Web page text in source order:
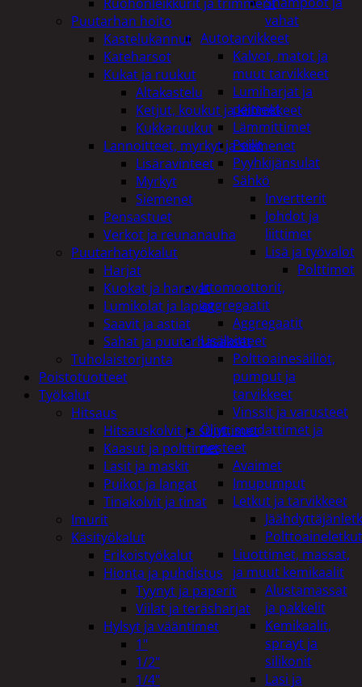
vahat
Autotarvikkeet
Kalvot, matot ja
muut tarvikkeet
Lumiharjat ja
peitteet
Lämmittimet
Peilit
Pyyhkijänsulat
Sähkö
Invertterit
Johdot ja
liittimet
Lisä ja työvalot
Polttimot
Irtomoottorit,
aggregaatit
Aggregaatit
Lisälaitteet
Polttoainesäiliöt,
pumput ja
tarvikkeet
Vinssit ja varusteet
Öljyt, suodattimet ja
nesteet
Avaimet
Imupumput
Letkut ja tarvikkeet
Polttoaineletkut
Liuottimet, massat,
ja muut kemikaalit
Alustamassat
ja pakkelit
Kemikaalit,
sprayt ja
silikonit
Lasi ja
Puutarhan hoito
Kastelukannut
Kateharsot
Kukat ja ruukut
Altakastelu
Ketjut, koukut ja kiinnikkeet
Kukkaruukut
Lannoitteet, myrkyt ja siemenet
Lisäravinteet
Myrkyt
Siemenet
Pensastuet
Verkot ja reunanauha
Puutarhatyökalut
Harjat
Kuokat ja haravat
Lumikolat ja lapiot
Saavit ja astiat
Sahat ja puutarhasakset
Tuholaistorjunta
Poistotuotteet
Työkalut
Hitsaus
Hitsauskolvit ja suuttimet
Kaasut ja polttimet
Lasit ja maskit
Puikot ja langat
Tinakolvit ja tinat
Imurit
Käsityökalut
Erikoistyökalut
Hionta ja puhdistus
Tyynyt ja paperit
Viilat ja teräsharjat
Hylsyt ja vääntimet
1"
1/2"
1/4"